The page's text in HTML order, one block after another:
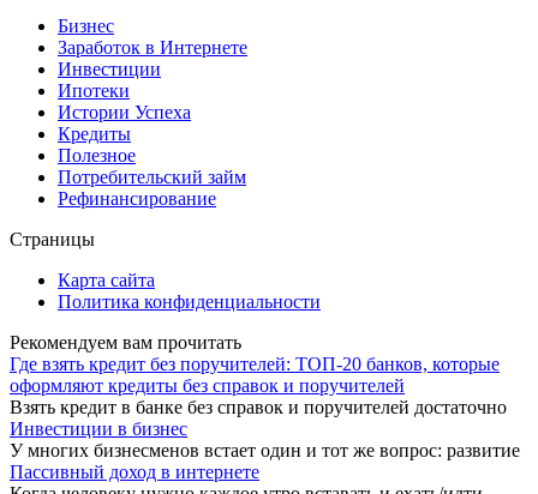
Бизнес
Заработок в Интернете
Инвестиции
Ипотеки
Истории Успеха
Кредиты
Полезное
Потребительский займ
Рефинансирование
Страницы
Карта сайта
Политика конфиденциальности
Рекомендуем вам прочитать
Где взять кредит без поручителей: ТОП-20 банков, которые
оформляют кредиты без справок и поручителей
Взять кредит в банке без справок и поручителей достаточно
Инвестиции в бизнес
У многих бизнесменов встает один и тот же вопрос: развитие
Пассивный доход в интернете